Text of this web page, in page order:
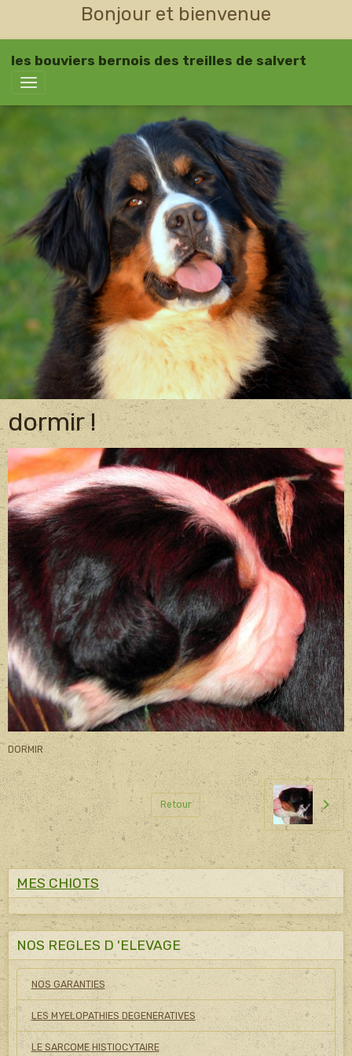
Bonjour et bienvenue
les bouviers bernois des treilles de salvert
dormir !
DORMIR
Retour
MES CHIOTS
NOS REGLES D 'ELEVAGE
NOS GARANTIES
LES MYELOPATHIES DEGENERATIVES
LE SARCOME HISTIOCYTAIRE